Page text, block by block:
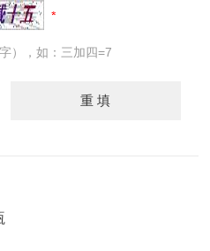
），如：三加四=7